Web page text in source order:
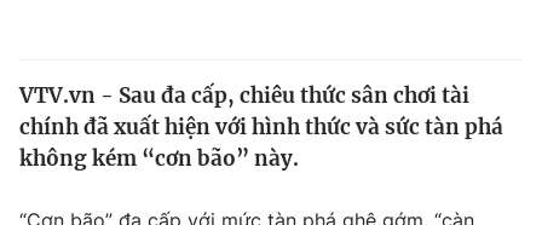
Thế giới
VTV.vn - Sau đa cấp, chiêu thức sân chơi tài
chính đã xuất hiện với hình thức và sức tàn phá
không kém “cơn bão” này.
“Cơn bão” đa cấp với mức tàn phá ghê gớm, “càn